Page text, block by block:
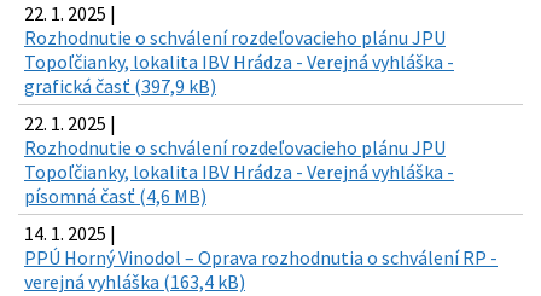
22. 1. 2025 |
Rozhodnutie o schválení rozdeľovacieho plánu JPU
Topoľčianky, lokalita IBV Hrádza - Verejná vyhláška -
grafická časť (397,9 kB)
22. 1. 2025 |
Rozhodnutie o schválení rozdeľovacieho plánu JPU
Topoľčianky, lokalita IBV Hrádza - Verejná vyhláška -
písomná časť (4,6 MB)
14. 1. 2025 |
PPÚ Horný Vinodol – Oprava rozhodnutia o schválení RP -
verejná vyhláška (163,4 kB)